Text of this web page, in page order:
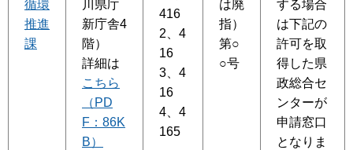
循環
推進
課
川県庁
新庁舎4
階）
詳細は
こちら
（PD
F：86K
B）
416
2、4
16
3、4
16
4、4
165
は廃
指）
第○
○号
する場合
は下記の
許可を取
得した県
政総合セ
ンターが
申請窓口
となりま